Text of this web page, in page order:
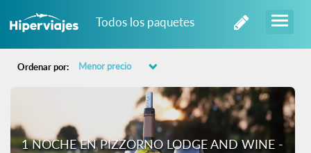
Todos los paquetes
Ordenar por:
1 NOCHE EN PIZZORNO LODGE AND WINE -